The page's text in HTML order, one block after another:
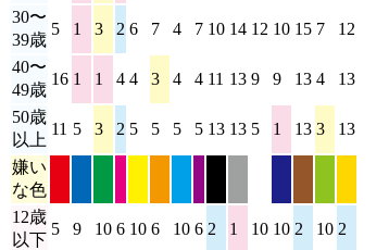
30〜
39歳
5 1 3 2 6 7 4 7 10 14 12 10 15 7 12
40〜
49歳
16 1 1 4 4 3 4 4 11 13 9 9 13 4 13
50歳
以上
11 5 3 2 5 5 5 5 13 13 5 1 13 3 13
嫌い
な色
12歳
以下
5 9 10 6 10 6 10 6 2 1 10 10 2 10 2